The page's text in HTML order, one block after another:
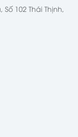
102 Thái Thịnh,